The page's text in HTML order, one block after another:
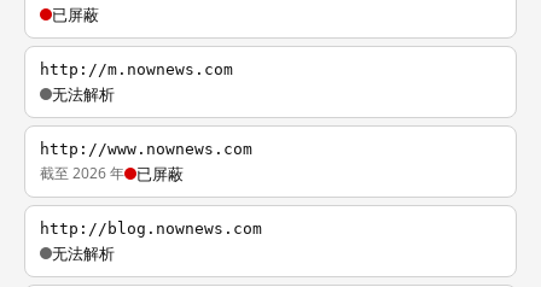
已屏蔽
http://m.nownews.com
无法解析
http://www.nownews.com
截至 2026 年 已屏蔽
http://blog.nownews.com
无法解析